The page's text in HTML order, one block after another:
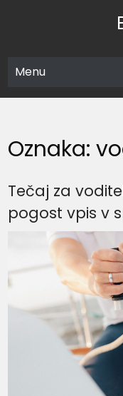
Menu
Oznaka:
Tečaj za
pogost vpis v